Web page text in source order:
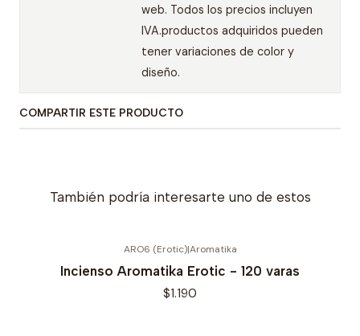
web. Todos los precios incluyen
IVA.productos adquiridos pueden
tener variaciones de color y
diseño.
COMPARTIR ESTE PRODUCTO
También podría interesarte uno de estos
ARO6 (Erotic)|Aromatika
Incienso Aromatika Erotic - 120 varas
$1.190